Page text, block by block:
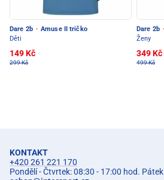
Dare 2b · Amuse II tričko
Děti
149 Kč
299 Kč
Dare 2b ·
Ženy
349 Kč
499 Kč
KONTAKT
+420 261 221 170
Pondělí - Čtvrtek: 08:30 - 17:00 hod.